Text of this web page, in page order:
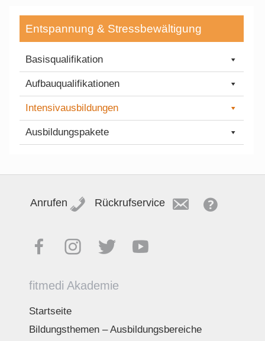
Entspannung & Stressbewältigung
Basisqualifikation
Aufbauqualifikationen
Intensivausbildungen
Ausbildungspakete
Anrufen Rückrufservice
fitmedi Akademie
Startseite
Bildungsthemen – Ausbildungsbereiche